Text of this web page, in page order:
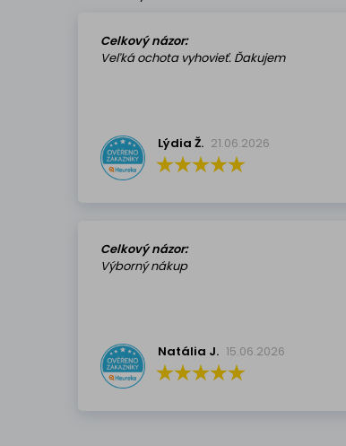
Celkový názor:
Veľká ochota vyhovieť. Ďakujem
Lýdia Ž. 21.06.2026
Celkový názor:
Výborný nákup
Natália J. 15.06.2026